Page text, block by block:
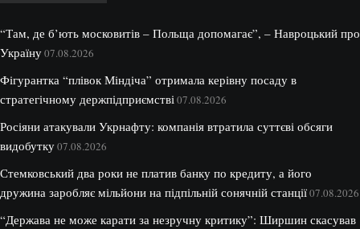
“Там, де б’ють московитів – Польща допомагає”, – Навроцький про
Україну07.08.2026
Фігурантка “плівок Міндіча” отримала керівну посаду в
стратегічному держпідприємстві 07.08.2026
Росіяни атакували Укрнафту: компанія втратила суттєві обсяги
видобутку07.08.2026
Стемковський два роки не платив банку по кредиту, а його
дружина заробляє мільйони на підпільній сонячній станції07.08.2026
“Держава не може карати за незручну критику”: Ширшин скасував